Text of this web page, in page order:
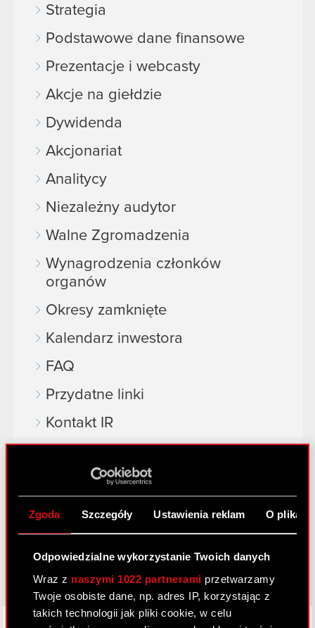
Zgoda Szczegóły Ustawienia reklam O
Odpowiedzialne wykorzystanie Twoich danych
Wraz z naszymi 1022 partnerami przetwarzamy
Twoje osobiste dane, np. adres IP, korzystając z
takich technologii jak pliki cookie, w celu
Strategia
Podstawowe dane finansowe
Prezentacje i webcasty
Akcje na giełdzie
Dywidenda
Akcjonariat
Analitycy
Niezależny audytor
Walne Zgromadzenia
Wynagrodzenia członków
organów
Okresy zamknięte
Kalendarz inwestora
FAQ
Przydatne linki
Kontakt IR
Dowiedz się więcej:
thewitcher.com
gear.cdprojektred.com
LinkedIn